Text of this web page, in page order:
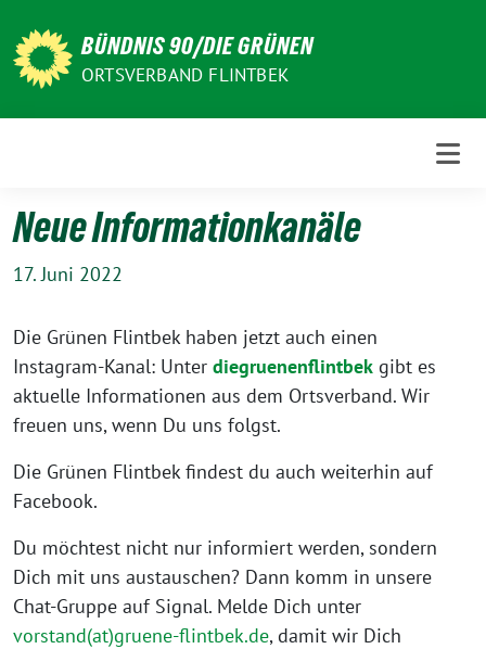
zum
Inhalt
BÜNDNIS 90/DIE GRÜNEN
ORTSVERBAND FLINTBEK
Neue Informationkanäle
17. Juni 2022
Die Grünen Flintbek haben jetzt auch einen
Instagram-Kanal: Unter diegruenenflintbek gibt es
aktuelle Informationen aus dem Ortsverband. Wir
freuen uns, wenn Du uns folgst.
Die Grünen Flintbek findest du auch weiterhin auf
Facebook.
Du möchtest nicht nur informiert werden, sondern
Dich mit uns austauschen? Dann komm in unsere
Chat-Gruppe auf Signal. Melde Dich unter
vorstand(at)gruene-flintbek.de, damit wir Dich